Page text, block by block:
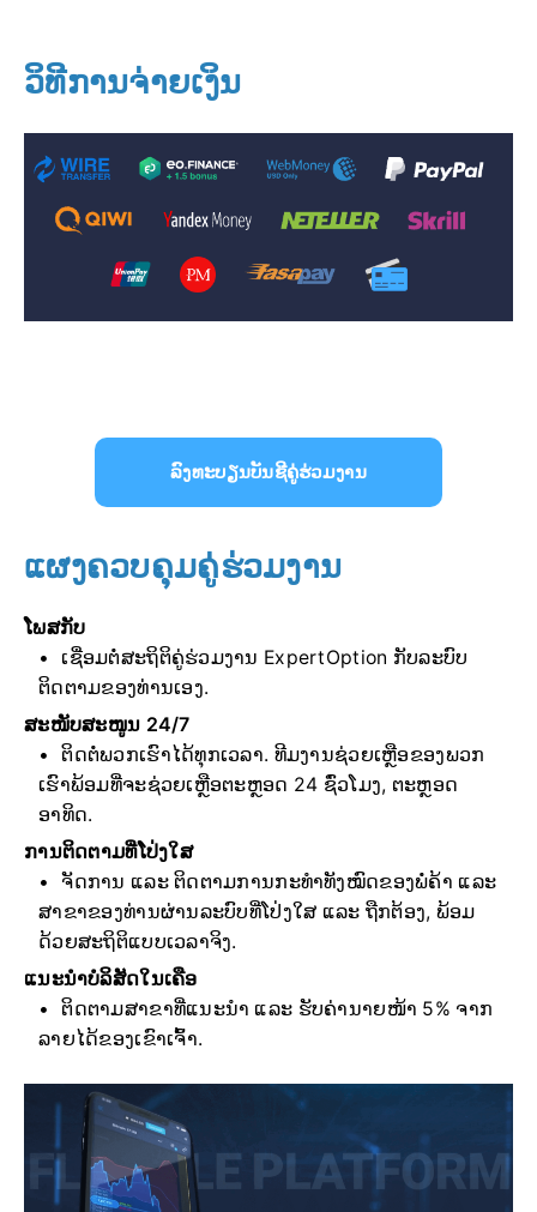
ວິທີການຈ່າຍເງິນ
ລົງທະບຽນບັນຊີຄູ່ຮ່ວມງານ
ແຜງຄວບຄຸມຄູ່ຮ່ວມງານ
ໂພສກັບ
ເຊື່ອມຕໍ່ສະຖິຕິຄູ່ຮ່ວມງານ ExpertOption ກັບລະບົບ
ຕິດຕາມຂອງທ່ານເອງ.
ສະໜັບສະໜູນ 24/7
ຕິດຕໍ່ພວກເຮົາໄດ້ທຸກເວລາ. ທີມງານຊ່ວຍເຫຼືອຂອງພວກ
ເຮົາພ້ອມທີ່ຈະຊ່ວຍເຫຼືອຕະຫຼອດ 24 ຊົ່ວໂມງ, ຕະຫຼອດ
ອາທິດ.
ການຕິດຕາມທີ່ໂປ່ງໃສ
ຈັດການ ແລະ ຕິດຕາມການກະທຳທັງໝົດຂອງພໍ່ຄ້າ ແລະ
ສາຂາຂອງທ່ານຜ່ານລະບົບທີ່ໂປ່ງໃສ ແລະ ຖືກຕ້ອງ, ພ້ອມ
ດ້ວຍສະຖິຕິແບບເວລາຈິງ.
ແນະນຳບໍລິສັດໃນເຄືອ
ຕິດຕາມສາຂາທີ່ແນະນຳ ແລະ ຮັບຄ່ານາຍໜ້າ 5% ຈາກ
ລາຍໄດ້ຂອງເຂົາເຈົ້າ.